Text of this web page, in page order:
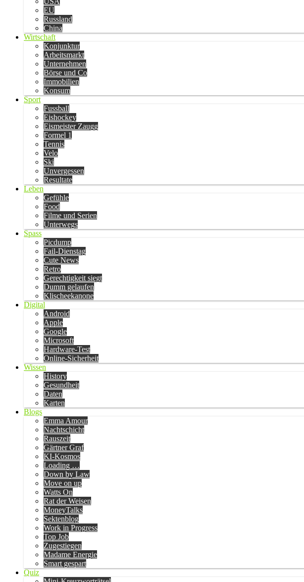
EU
Russland
China
Wirtschaft
Konjunktur
Arbeitsmarkt
Unternehmen
Börse und Co
Immobilien
Konsum
Sport
Fussball
Eishockey
Eismeister Zaugg
Formel 1
Tennis
Velo
Ski
Unvergessen
Resultate
Leben
Gefühle
Food
Filme und Serien
Unterwegs
Spass
Picdump
Fail-Dienstag
Cute News
Retro
Gerechtigkeit siegt
Dumm gelaufen
Klischeekanone
Digital
Android
Apple
Google
Microsoft
Hardware-Test
Online-Sicherheit
Wissen
History
Gesundheit
Daten
Karten
Blogs
Emma Amour
Nachtschicht
Rauszeit
Gärtner Graf
KI-Kosmos
Loading …
Down by Law
Move on up
Watts On
Rat der Weisen
MoneyTalks
Sektenblog
Work in Progress
Top Job
Zugestiegen
Madame Energie
Smart gespart
Quiz